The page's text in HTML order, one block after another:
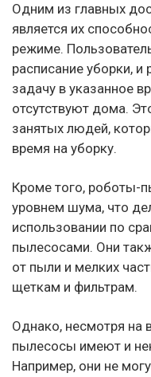
Одним из главных
является их
режиме.
расписание уборки,
задачу в указанное
отсутствуют дома.
занятых людей,
время на уборку.
Кроме того, роботы-
уровнем шума, что
использовании по
пылесосами. Они
от пыли и мелких
щеткам и фильтрам.
Однако, несмотря на
пылесосы имеют и
Например, они не